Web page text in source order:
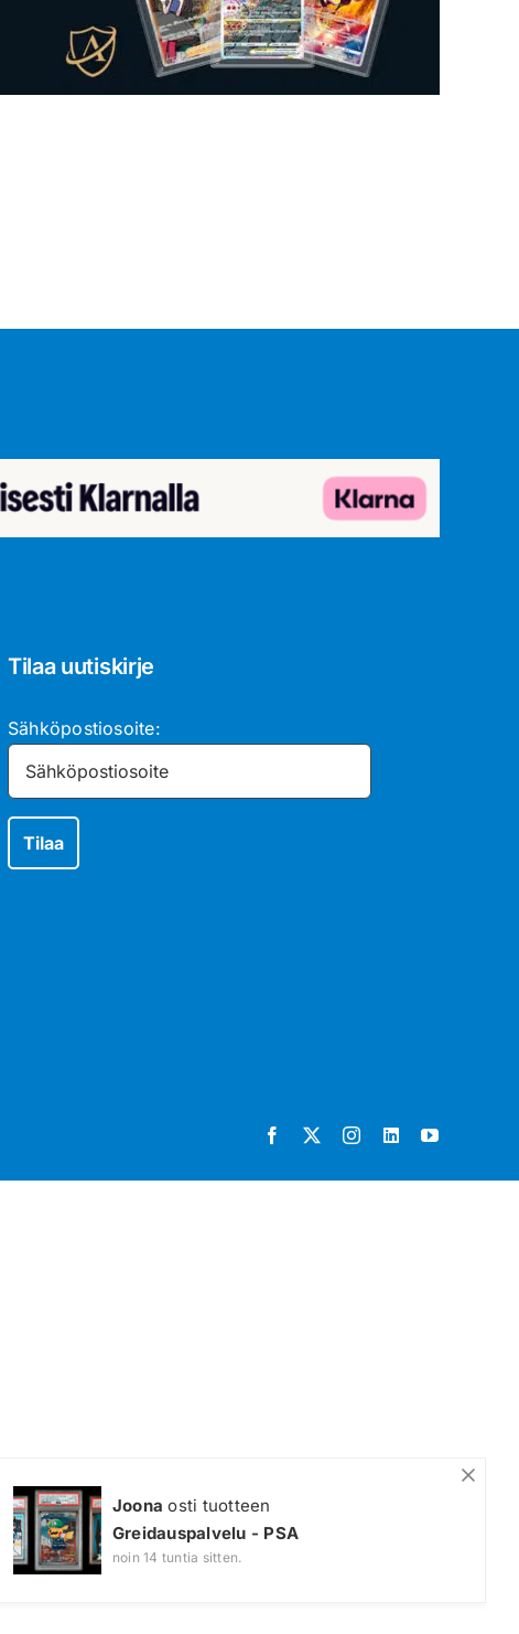
Tilaa uutiskirje
Sähköpostiosoite:
Joona osti tuotteen
Greidauspalvelu - PSA
noin 14 tuntia sitten.